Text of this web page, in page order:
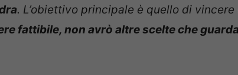
. L’obiettivo principale è quello di vincere
fattibile, non avrò altre scelte che